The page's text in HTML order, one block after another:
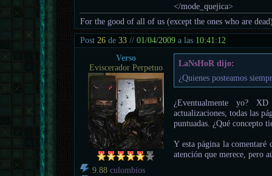
</mode_quejica>
For the good of all of us (except the ones who are
Post26 de33 //01/04/2009 a las 10:41:12
Verso
Eviscerador Perpetuo
9.88 culombios
LaNsHoR dijo:
¿Quienes posteamos
¿Eventualmente yo?
actualizaciones, todas las
puntuadas. ¿Qué concepto
Y esta página la comentaré
atención que merece, pero